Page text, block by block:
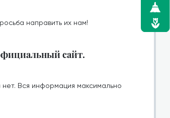
направить их нам!
сайт.
Вся информация максимально